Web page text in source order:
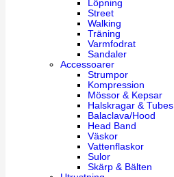
Löpning
Street
Walking
Träning
Varmfodrat
Sandaler
Accessoarer
Strumpor
Kompression
Mössor & Kepsar
Halskragar & Tubes
Balaclava/Hood
Head Band
Väskor
Vattenflaskor
Sulor
Skärp & Bälten